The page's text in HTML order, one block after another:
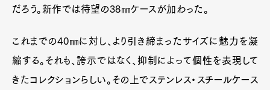
Art&DesignWatchFashion
だろう。新作では待望の38㎜ケースが加わった。
これまでの40㎜に対し、より引き締まったサイズに魅力を凝
縮する。それも、誇示ではなく、抑制によって個性を表現して
きたコレクションらしい。その上でステンレス・スチールケース